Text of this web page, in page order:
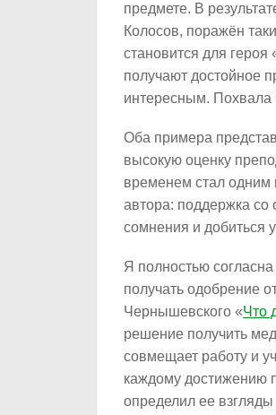
предмете. В
Колосов, поражён
становится для
получают достойное
интересным. Похвала
Оба примера
высокую оценку
временем стал одним
автора: поддержка со
сомнения и добиться
Я полностью
получать одобрение
Чернышевского «Что
решение получить
совмещает работу и
каждому достижению
определил ее